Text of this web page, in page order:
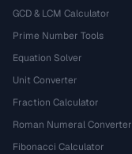
GCD & LCM Calculator
Prime Number Tools
Equation Solver
Unit Converter
Fraction Calculator
Roman Numeral Converter
Fibonacci Calculator